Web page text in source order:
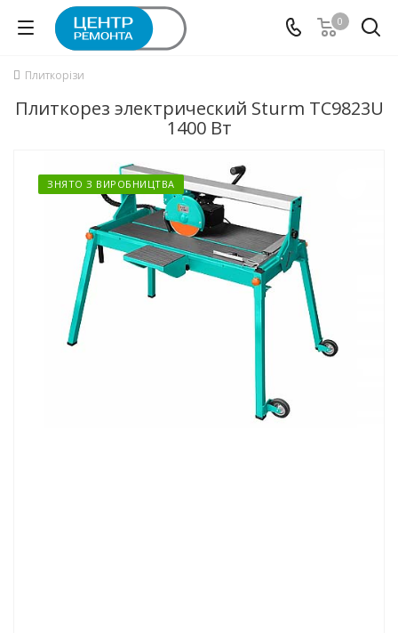
0
Плиткорізи
Плиткорез электрический Sturm TC9823U
1400 Вт
ЗНЯТО З ВИРОБНИЦТВА